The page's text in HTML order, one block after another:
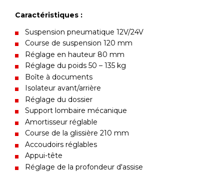
Caractéristiques :
Suspension pneumatique 12V/24V
Course de suspension 120 mm
Réglage en hauteur 80 mm
Réglage du poids 50 – 135 kg
Boîte à documents
Isolateur avant/arrière
Réglage du dossier
Support lombaire mécanique
Amortisseur réglable
Course de la glissière 210 mm
Accoudoirs réglables
Appui-tête
Réglage de la profondeur d'assise